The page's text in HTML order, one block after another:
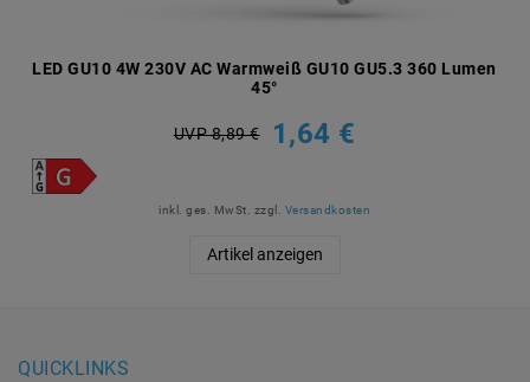
LED GU10 4W 230V AC Warmweiß GU10 GU5.3 360 Lumen
45°
UVP 8,89 € 1,64 €
inkl. ges. MwSt. zzgl. Versandkosten
Artikel anzeigen
QUICKLINKS